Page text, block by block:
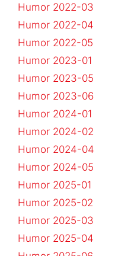
Humor 2022-03
Humor 2022-04
Humor 2022-05
Humor 2023-01
Humor 2023-05
Humor 2023-06
Humor 2024-01
Humor 2024-02
Humor 2024-04
Humor 2024-05
Humor 2025-01
Humor 2025-02
Humor 2025-03
Humor 2025-04